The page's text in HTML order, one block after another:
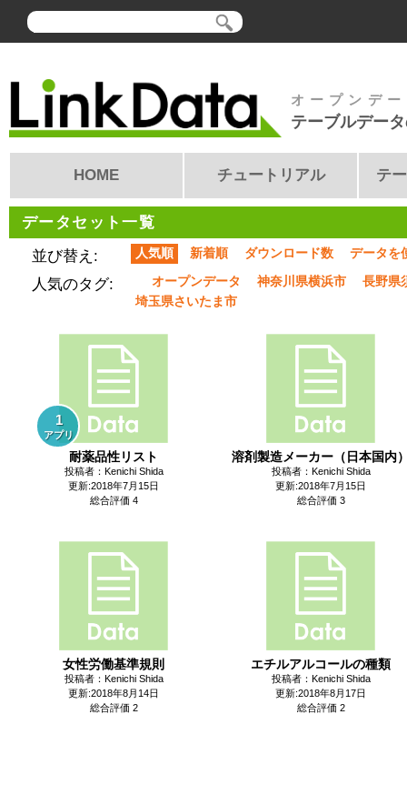
オープンデ
テーブルデー
HOME チュートリアル テ
データセット一覧
並び替え:
人気順 新着順 ダウンロード数 データを
人気のタグ: オープンデータ 神奈川県横浜市
長野県
埼玉県さいたま市
1
アプリ
耐薬品性リスト
投稿者：Kenichi Shida
更新:2018年7月15日
総合評価 4
溶剤製造メーカー（日本国内
投稿者：Kenichi Shida
更新:2018年7月15日
総合評価 3
女性労働基準規則
投稿者：Kenichi Shida
更新:2018年8月14日
総合評価 2
エチルアルコールの種類
投稿者：Kenichi Shida
更新:2018年8月17日
総合評価 2